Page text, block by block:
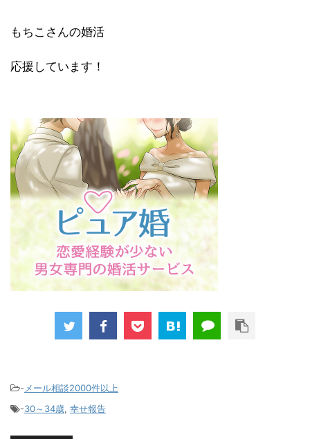
もちこさんの婚活
応援しています！
- メール相談2000件以上
-30～34歳, 幸せ報告